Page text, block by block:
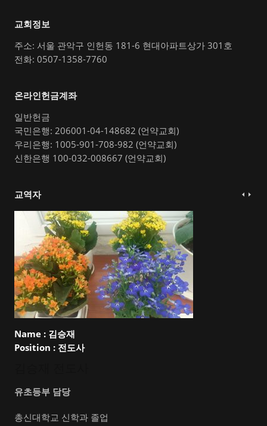
교회정보
주소: 서울 관악구 인헌동 181-6 현대아파트상가 301호
전화: 0507-1358-7760
온라인헌금계좌
일반헌금
국민은행: 206001-04-148682 (언약교회)
우리은행: 1005-901-708-982 (언약교회)
신한은행 100-032-008667 (언약교회)
교역자
Name : 김승재
Position : 전도사
유초등부 담당
총신대학교 신학과 졸업